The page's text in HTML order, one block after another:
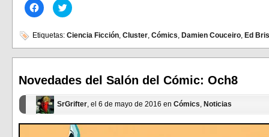
Haz
clic
en
Facebook
(Se
abre
ventana
nueva)
Haz
clic
en
(Se
abre
ventana
nueva)
Etiquetas: Ciencia Ficción, Cluster, Cómics, Damien Couceiro, Ed
Novedades del Salón del Cómic: Och8
SrGrifter, el 6 de mayo de 2016 en Cómics, Noticias